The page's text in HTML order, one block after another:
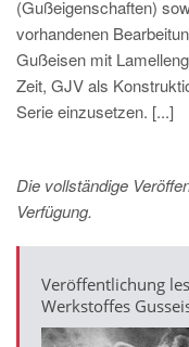
KO
(Gußeigenschaften)
vorhandenen
Gußeisen mit
Zeit, GJV als
Serie einzusetzen. [...]
Die vollständige
Verfügung.
Veröffentlichung
Werkstoffes